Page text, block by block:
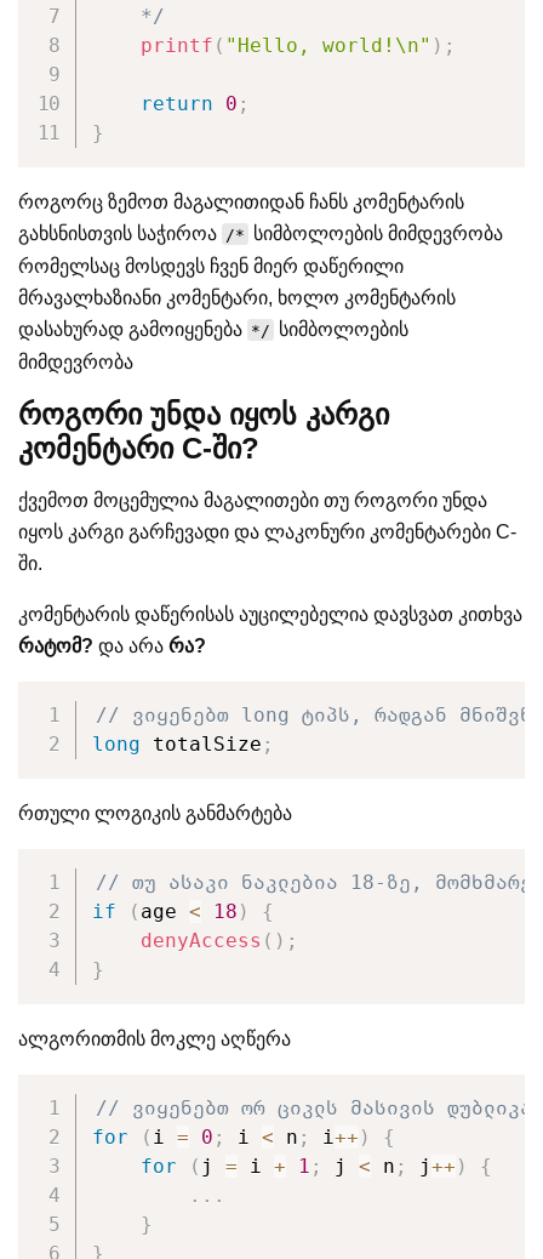
    */
printf ( "Hello, world!\n" ) ;
return 0 ;
}
როგორც ზემოთ მაგალითიდან ჩანს კომენტარის
გახსნისთვის საჭიროა /* სიმბოლოების მიმდევრობა
რომელსაც მოსდევს ჩვენ მიერ დაწერილი
მრავალხაზიანი კომენტარი, ხოლო კომენტარის
დასახურად გამოიყენება */ სიმბოლოების
მიმდევრობა
როგორი უნდა იყოს კარგი
კომენტარი C-ში?
ქვემოთ მოცემულია მაგალითები თუ როგორი უნდა
იყოს კარგი გარჩევადი და ლაკონური კომენტარები C-
ში.
კომენტარის დაწერისას აუცილებელია დავსვათ კითხვა
რატომ? და არა რა?
// ვიყენებთ long ტიპს, რადგან
long totalSize ;
რთული ლოგიკის განმარტება
// თუ ასაკი ნაკლებია 18-ზე,
if
( age < 18 )
{
denyAccess ( ) ;
}
ალგორითმის მოკლე აღწერა
// ვიყენებთ ორ ციკლს მასივის
for
( i = 0 ; i < n ; i++ )
{
for
( j = i + 1 ; j < n ; j++ )
{
. . .
}
}